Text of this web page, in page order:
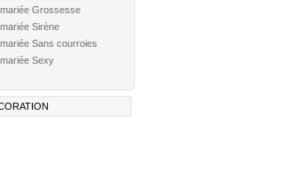
Grossesse
Sirène
Sans courroies
Sexy